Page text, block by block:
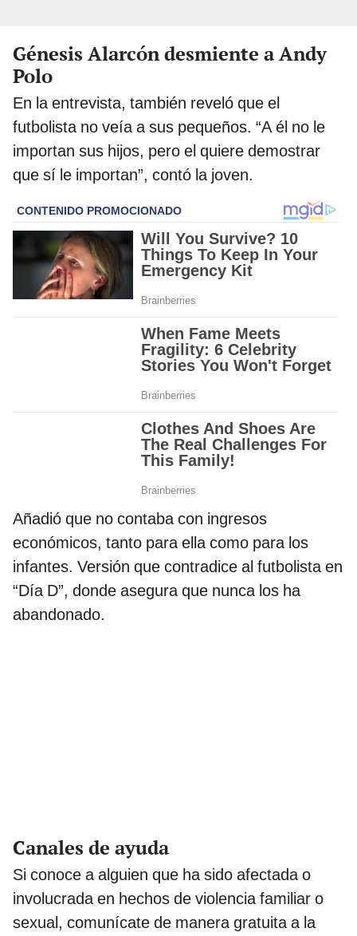
Génesis Alarcón desmiente a Andy
Polo
En la entrevista, también reveló que el
futbolista no veía a sus pequeños. “A él no le
importan sus hijos, pero el quiere demostrar
que sí le importan”, contó la joven.
Añadió que no contaba con ingresos
económicos, tanto para ella como para los
infantes. Versión que contradice al futbolista en
“Día D”, donde asegura que nunca los ha
abandonado.
Canales de ayuda
Si conoce a alguien que ha sido afectada o
involucrada en hechos de violencia familiar o
sexual, comunícate de manera gratuita a la